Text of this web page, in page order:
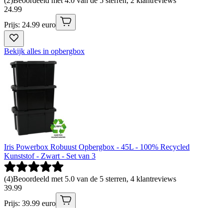
24.99
Prijs: 24.99 euro
Bekijk alles in opbergbox
Iris Powerbox Robuust Opbergbox - 45L - 100% Recycled
Kunststof - Zwart - Set van 3
(4)Beoordeeld met 5.0 van de 5 sterren, 4 klantreviews
39.99
Prijs: 39.99 euro